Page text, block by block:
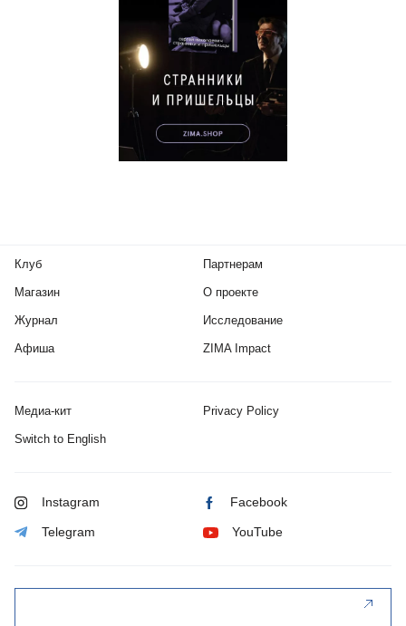
Клуб
Магазин
Журнал
Афиша
Партнерам
О проекте
Исследование
ZIMA Impact
Медиа-кит Privacy Policy
Switch to English
Instagram Facebook
Telegram YouTube